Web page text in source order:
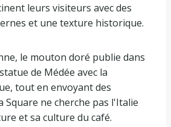
leurs visiteurs avec des
et une texture historique.
le mouton doré publie dans
de Médée avec la
tout en envoyant des
Square ne cherche pas l'Italie
et sa culture du café.